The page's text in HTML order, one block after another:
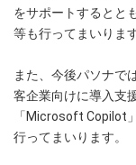
をサポートするとと
等も行ってまいります
また、今後パソナで
客企業向けに導入支
「Microsoft Copilot
行ってまいります。